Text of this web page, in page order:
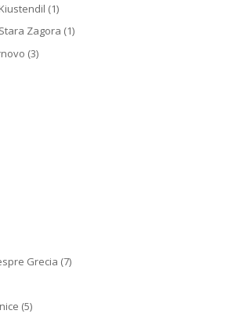
(1)
Zagora (1)
(3)
Grecia (7)
(5)